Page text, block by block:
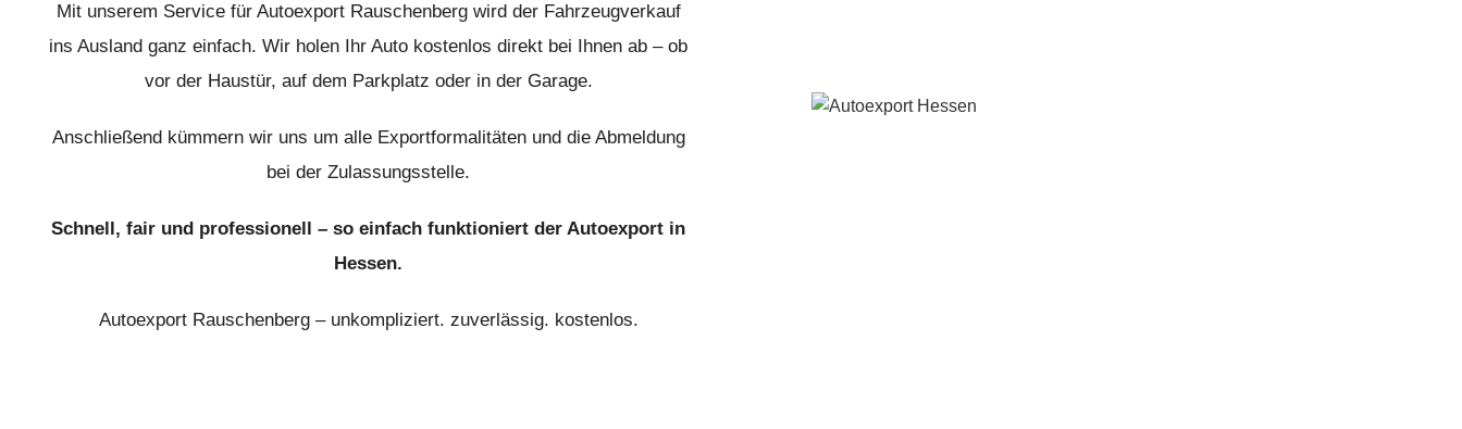
Mit unserem Service für Autoexport Rauschenberg wird der Fahrzeugverkauf
ins Ausland ganz einfach. Wir holen Ihr Auto kostenlos direkt bei Ihnen ab – ob
vor der Haustür, auf dem Parkplatz oder in der Garage.
Anschließend kümmern wir uns um alle Exportformalitäten und die Abmeldung
bei der Zulassungsstelle.
Schnell, fair und professionell – so einfach funktioniert der Autoexport in
Hessen.
Autoexport Rauschenberg – unkompliziert. zuverlässig. kostenlos.